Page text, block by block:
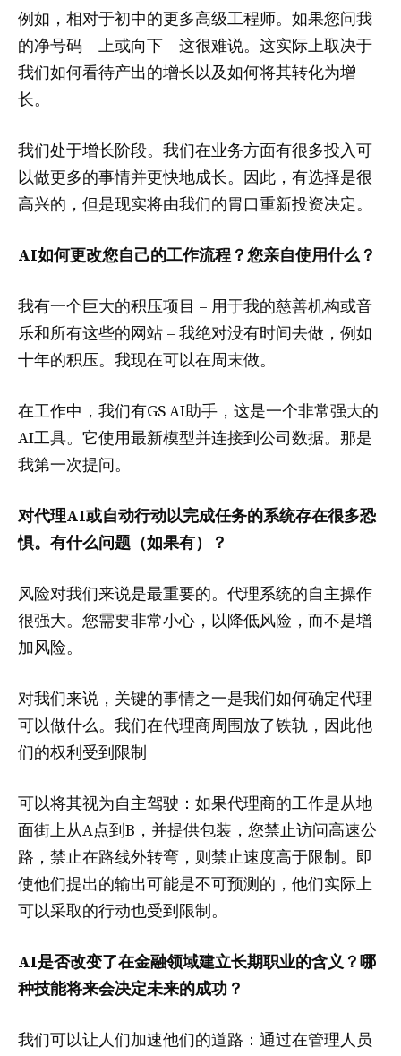
例如，相对于初中的更多高级工程师。如果您问我
的净号码 – 上或向下 – 这很难说。这实际上取决于
我们如何看待产出的增长以及如何将其转化为增
长。
我们处于增长阶段。我们在业务方面有很多投入可
以做更多的事情并更快地成长。因此，有选择是很
高兴的，但是现实将由我们的胃口重新投资决定。
AI如何更改您自己的工作流程？您亲自使用什么？
我有一个巨大的积压项目 – 用于我的慈善机构或音
乐和所有这些的网站 – 我绝对没有时间去做，例如
十年的积压。我现在可以在周末做。
在工作中，我们有GS AI助手，这是一个非常强大的
AI工具。它使用最新模型并连接到公司数据。那是
我第一次提问。
对代理AI或自动行动以完成任务的系统存在很多恐
惧。有什么问题（如果有）？
风险对我们来说是最重要的。代理系统的自主操作
很强大。您需要非常小心，以降低风险，而不是增
加风险。
对我们来说，关键的事情之一是我们如何确定代理
可以做什么。我们在代理商周围放了铁轨，因此他
们的权利受到限制
可以将其视为自主驾驶：如果代理商的工作是从地
面街上从A点到B，并提供包装，您禁止访问高速公
路，禁止在路线外转弯，则禁止速度高于限制。即
使他们提出的输出可能是不可预测的，他们实际上
可以采取的行动也受到限制。
AI是否改变了在金融领域建立长期职业的含义？哪
种技能将来会决定未来的成功？
我们可以让人们加速他们的道路：通过在管理人员